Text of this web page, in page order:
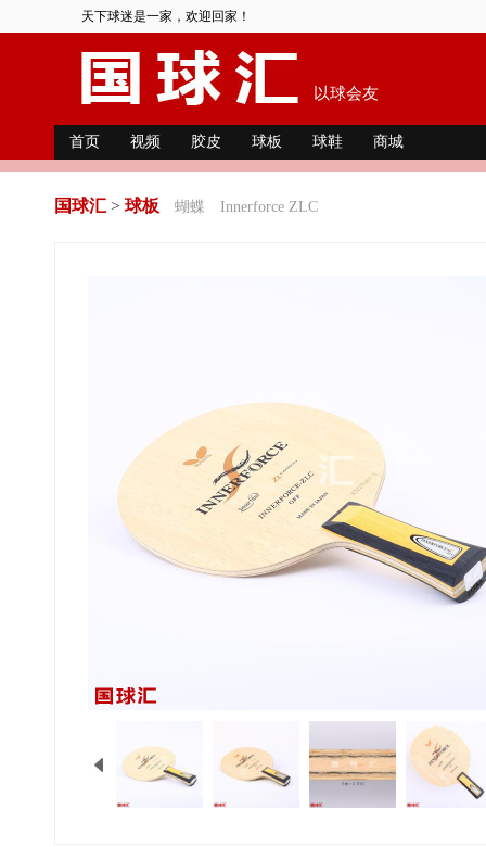
天下球迷是一家，欢迎回家！
以球会友
首页 视频 胶皮 球板 球鞋 商城
国球汇 > 球板 蝴蝶 Innerforce ZLC